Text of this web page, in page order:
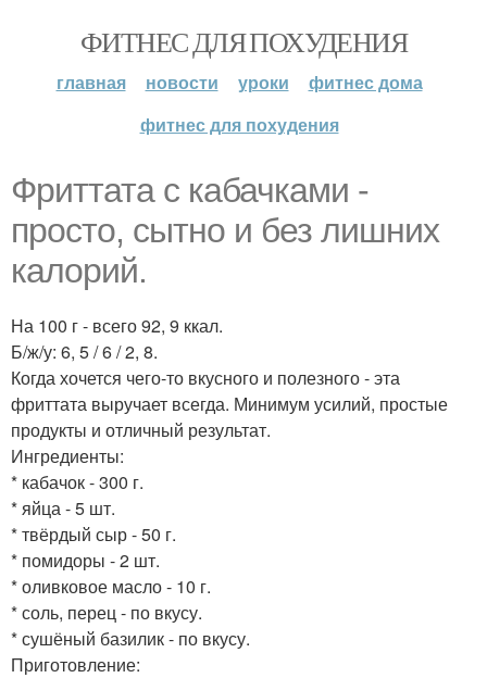
ФИТНЕС ДЛЯ ПОХУДЕНИЯ
главная новости уроки
фитнес дома
фитнес для похудения
Фриттата с кабачками -
просто, сытно и без лишних
калорий.
На 100 г - всего 92, 9 ккал.
Б/ж/у: 6, 5 / 6 / 2, 8.
Когда хочется чего-то вкусного и полезного - эта
фриттата выручает всегда. Минимум усилий, простые
продукты и отличный результат.
Ингредиенты:
* кабачок - 300 г.
* яйца - 5 шт.
* твёрдый сыр - 50 г.
* помидоры - 2 шт.
* оливковое масло - 10 г.
* соль, перец - по вкусу.
* сушёный базилик - по вкусу.
Приготовление: